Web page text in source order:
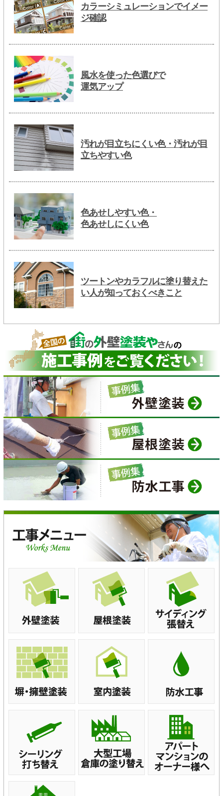
カラーシミュレーションでイメー
ジ確認
風水を使った色選びで
運気アップ
汚れが目立ちにくい色・汚れが目
立ちやすい色
色あせしやすい色・
色あせしにくい色
ツートンやカラフルに塗り替えた
い人が知っておくべきこと